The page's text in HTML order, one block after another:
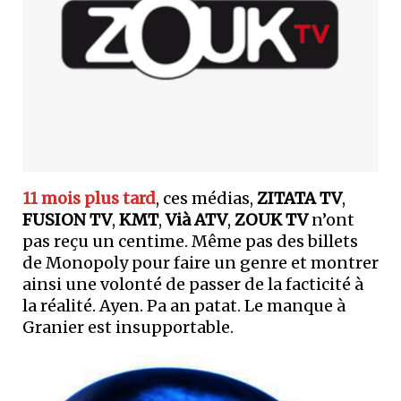
11 mois plus tard, ces médias, ZITATA TV,
FUSION TV, KMT,Vià ATV, ZOUK TVn’ont
pas reçu un centime. Même pas des billets
de Monopoly pour faire un genre et montrer
ainsi une volonté de passer de la facticité à
la réalité. Ayen. Pa an patat. Le manque à
Granier est insupportable.